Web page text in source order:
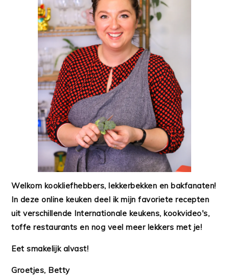
Welkom kookliefhebbers, lekkerbekken en bakfanaten!
In deze online keuken deel ik mijn favoriete recepten
uit verschillende Internationale keukens, kookvideo's,
toffe restaurants en nog veel meer lekkers met je!
Eet smakelijk alvast!
Groetjes, Betty